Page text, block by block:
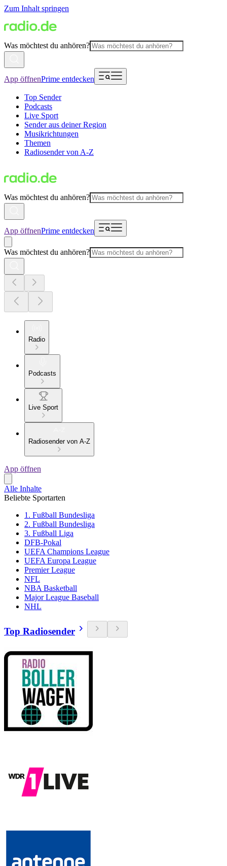
Zum Inhalt springen
Was möchtest du anhören?
App öffnenPrime entdecken
Top Sender
Podcasts
Live Sport
Sender aus deiner Region
Musikrichtungen
Themen
Radiosender von A-Z
Was möchtest du anhören?
App öffnenPrime entdecken
Was möchtest du anhören?
Radio
Podcasts
Live Sport
Radiosender von A-Z
App öffnen
Alle Inhalte
Beliebte Sportarten
1. Fußball Bundesliga
2. Fußball Bundesliga
3. Fußball Liga
DFB-Pokal
UEFA Champions League
UEFA Europa League
Premier League
NFL
NBA Basketball
Major League Baseball
NHL
Top Radiosender